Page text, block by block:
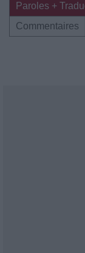
Paroles +
Commentaires